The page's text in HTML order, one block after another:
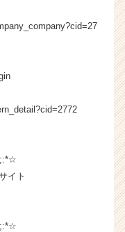
イト